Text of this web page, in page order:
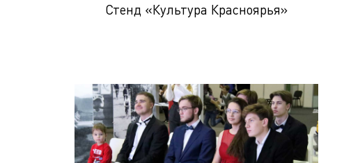
Стенд «Культура Красноярья»